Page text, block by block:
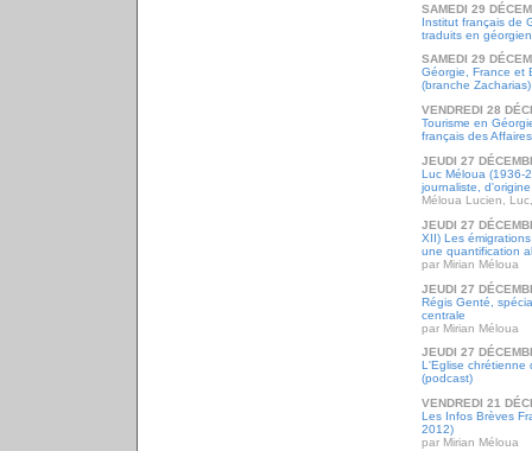
SAMEDI 29
Institut français de
traduits en
SAMEDI 29
Géorgie, France et
(branche Zacharias)
VENDREDI 28
Tourisme en
français des
JEUDI 27
Luc Méloua (1936-
journaliste,
Méloua Lucien,
JEUDI 27
XII) Les
une quantification
par Mirian Méloua
JEUDI 27
Régis Genté,
centrale
par Mirian Méloua
JEUDI 27
L'Eglise chrétienne
(podcast)
VENDREDI 21
Les Infos Brèves
2012)
par Mirian Méloua